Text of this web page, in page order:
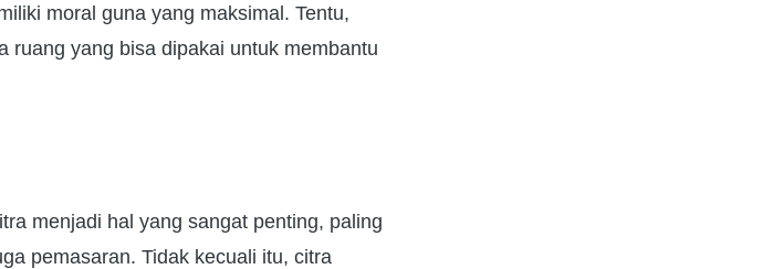
moral guna yang maksimal. Tentu,
ruang yang bisa dipakai untuk membantu
menjadi hal yang sangat penting, paling
pemasaran. Tidak kecuali itu, citra